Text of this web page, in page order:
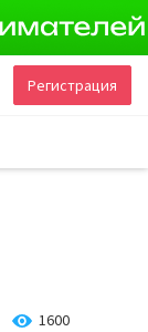
Регистрация
1600